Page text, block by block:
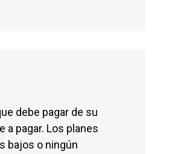
debe pagar de su
a pagar. Los planes
bajos o ningún